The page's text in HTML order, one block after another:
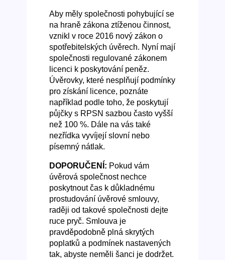
Aby měly společnosti pohybující se
na hraně zákona ztíženou činnost,
vznikl v roce 2016 nový zákon o
spotřebitelských úvěrech. Nyní mají
společnosti regulované zákonem
licenci k poskytování peněz.
Úvěrovky, které nesplňují podmínky
pro získání licence, poznáte
například podle toho, že poskytují
půjčky s RPSN sazbou často vyšší
než 100 %. Dále na vás také
nezřídka vyvíjejí slovní nebo
písemný nátlak.
DOPORUČENÍ: Pokud vám
úvěrová společnost nechce
poskytnout čas k důkladnému
prostudování úvěrové smlouvy,
raději od takové společnosti dejte
ruce pryč. Smlouva je
pravděpodobně plná skrytých
poplatků a podmínek nastavených
tak, abyste neměli šanci je dodržet.